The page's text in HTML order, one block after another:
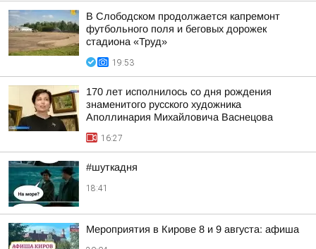
В Слободском продолжается капремонт
футбольного поля и беговых дорожек
стадиона «Труд»
19:53
170 лет исполнилось со дня рождения
знаменитого русского художника
Аполлинария Михайловича Васнецова
16:27
#шуткадня
18:41
Мероприятия в Кирове 8 и 9 августа: афиша